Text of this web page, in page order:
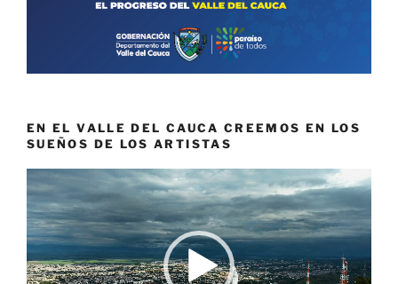
EN EL VALLE DEL CAUCA CREEMOS EN LOS
SUEÑOS DE LOS ARTISTAS
Reproductor
de
vídeo